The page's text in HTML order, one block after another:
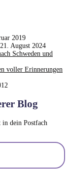
2019
21. August 2024
Schweden und
voller Erinnerungen
Blog
dein Postfach